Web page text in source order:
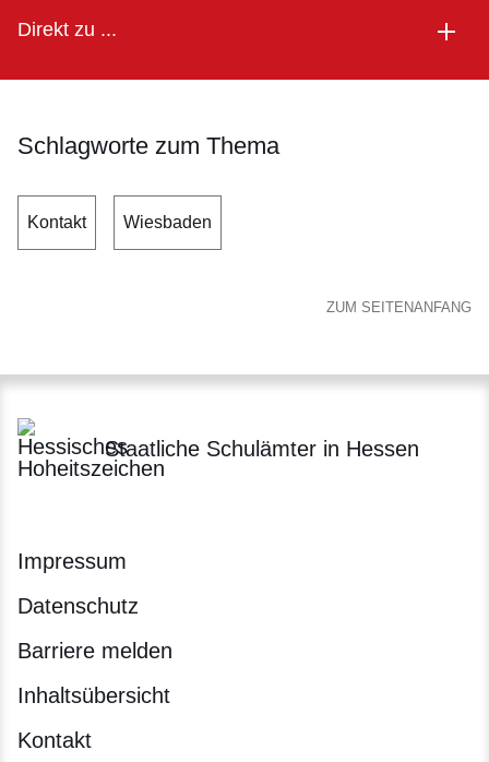
Direkt zu ...
Schlagworte zum Thema
Kontakt Wiesbaden
ZUM SEITENANFANG
Staatliche Schulämter in Hessen
Impressum
Datenschutz
Barriere melden
Inhaltsübersicht
Kontakt